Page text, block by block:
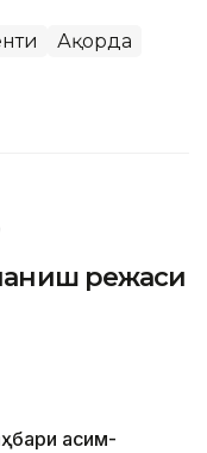
Ақорда
режаси
Қасим-